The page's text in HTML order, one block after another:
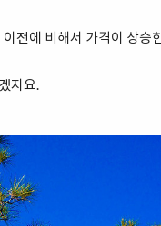
전에 비해서 가격이 상승
지요.